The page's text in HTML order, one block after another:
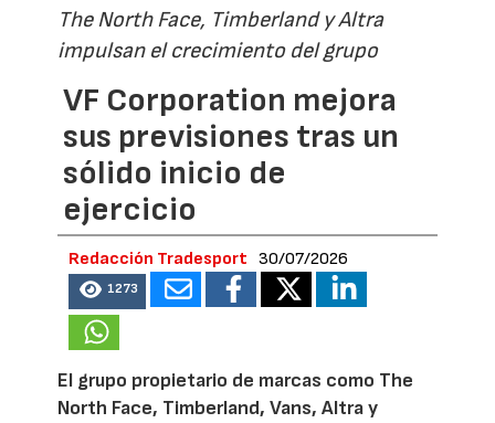
The North Face, Timberland y Altra
impulsan el crecimiento del grupo
VF Corporation mejora
sus previsiones tras un
sólido inicio de
ejercicio
Redacción Tradesport 30/07/2026
1273
El grupo propietario de marcas como The
North Face, Timberland, Vans, Altra y